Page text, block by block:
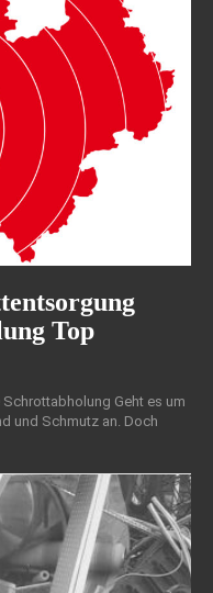
Top
Geht es um
und Schmutz an. Doch